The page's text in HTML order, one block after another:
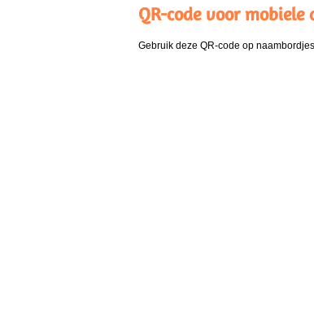
QR-code voor mobiele
Gebruik deze QR-code op